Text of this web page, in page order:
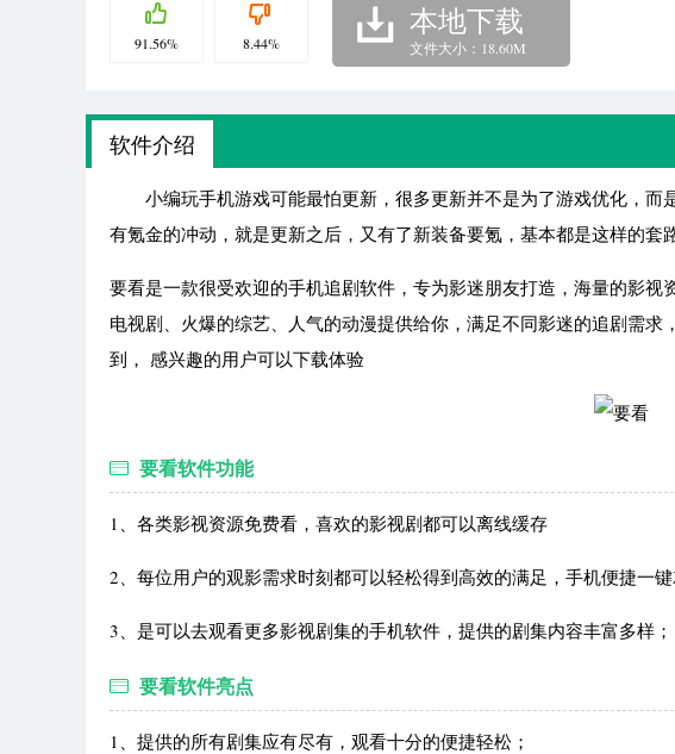
91.56% 8.44%
本地下载
文件大小：18.60M
软件介绍
小编玩手机游戏可能最怕更新，很多更新并不是为了游戏优化，而
有氪金的冲动，就是更新之后，又有了新装备要氪，基本都是这样的套路
要看是一款很受欢迎的手机追剧软件，专为影迷朋友打造，海量的影
电视剧、火爆的综艺、人气的动漫提供给你，满足不同影迷的追剧需
到， 感兴趣的用户可以下载体验
要看软件功能
1、各类影视资源免费看，喜欢的影视剧都可以离线缓存
2、每位用户的观影需求时刻都可以轻松得到高效的满足，手机便捷一键
3、是可以去观看更多影视剧集的手机软件，提供的剧集内容丰富多样；
要看软件亮点
1、提供的所有剧集应有尽有，观看十分的便捷轻松；